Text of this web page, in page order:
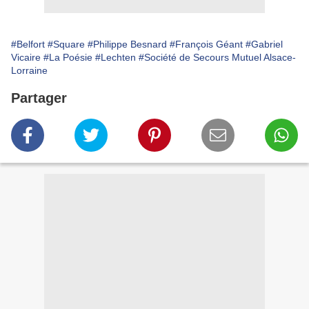
#Belfort #Square #Philippe Besnard #François Géant #Gabriel
Vicaire #La Poésie #Lechten #Société de Secours Mutuel Alsace-
Lorraine
Partager